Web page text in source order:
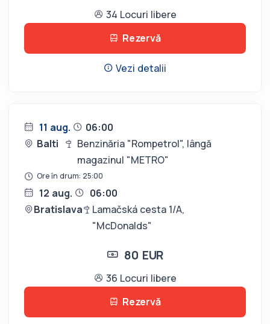
34 Locuri libere
Rezervă
Vezi detalii
11 aug.
06:00
Balti
Benzinăria "Rompetrol", lângă
magazinul "METRO"
Ore în drum: 25:00
12 aug.
06:00
Bratislava
Lamačská cesta 1/A,
"McDonalds"
80 EUR
36 Locuri libere
Rezervă